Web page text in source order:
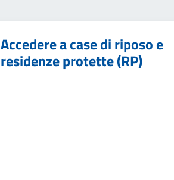
Accedere a case di riposo e
residenze protette (RP)